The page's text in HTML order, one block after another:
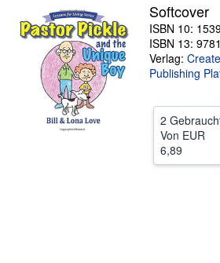
Verkäufer werden
Hilfe
SCHLIESSEN
Softcover
ISBN 10:
ISBN 13:
Verlag:
Publishing
2
Von EUR
6,89